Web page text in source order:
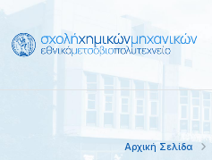
Αρχική Σελίδα